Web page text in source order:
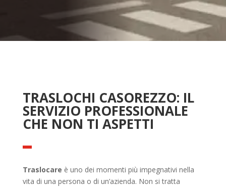
TRASLOCHI CASOREZZO: IL
SERVIZIO PROFESSIONALE
CHE NON TI ASPETTI
Traslocare è uno dei momenti più impegnativi nella
vita di una persona o di un’azienda. Non si tratta